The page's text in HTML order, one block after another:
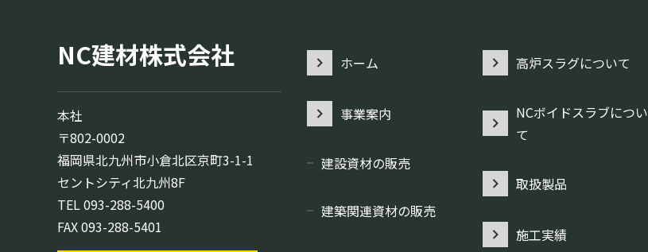
NC建材株式会社
本社
〒802-0002
福岡県北九州市小倉北区京町3-1-1
セントシティ北九州8F
TEL093-288-5400
FAX 093-288-5401
ホーム
事業案内
建設資材の販売
建築関連資材の販売
高炉スラグについて
NCボイドスラブについ
て
取扱製品
施工実績